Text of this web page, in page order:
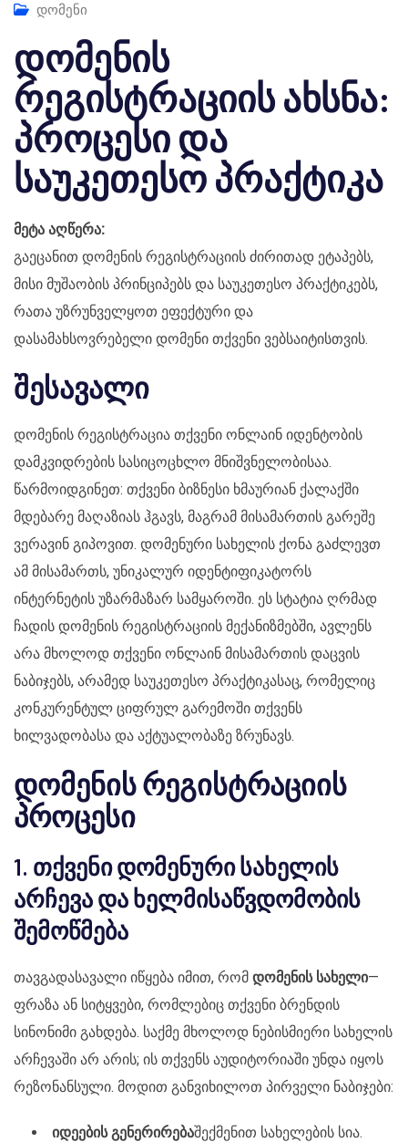
დომენი
დომენის
რეგისტრაციის ახსნა:
პროცესი და
საუკეთესო პრაქტიკა
მეტა აღწერა:
გაეცანით დომენის რეგისტრაციის ძირითად ეტაპებს,
მისი მუშაობის პრინციპებს და საუკეთესო პრაქტიკებს,
რათა უზრუნველყოთ ეფექტური და
დასამახსოვრებელი დომენი თქვენი ვებსაიტისთვის.
შესავალი
დომენის რეგისტრაცია თქვენი ონლაინ იდენტობის
დამკვიდრების სასიცოცხლო მნიშვნელობისაა.
წარმოიდგინეთ: თქვენი ბიზნესი ხმაურიან ქალაქში
მდებარე მაღაზიას ჰგავს, მაგრამ მისამართის გარეშე
ვერავინ გიპოვით. დომენური სახელის ქონა გაძლევთ
ამ მისამართს, უნიკალურ იდენტიფიკატორს
ინტერნეტის უზარმაზარ სამყაროში. ეს სტატია ღრმად
ჩადის დომენის რეგისტრაციის მექანიზმებში, ავლენს
არა მხოლოდ თქვენი ონლაინ მისამართის დაცვის
ნაბიჯებს, არამედ საუკეთესო პრაქტიკასაც, რომელიც
კონკურენტულ ციფრულ გარემოში თქვენს
ხილვადობასა და აქტუალობაზე ზრუნავს.
დომენის რეგისტრაციის
პროცესი
1. თქვენი დომენური სახელის
არჩევა და ხელმისაწვდომობის
შემოწმება
თავგადასავალი იწყება იმით, რომ დომენის სახელი—
ფრაზა ან სიტყვები, რომლებიც თქვენი ბრენდის
სინონიმი გახდება. საქმე მხოლოდ ნებისმიერი სახელის
არჩევაში არ არის; ის თქვენს აუდიტორიაში უნდა იყოს
რეზონანსული. მოდით განვიხილოთ პირველი ნაბიჯები:
იდეების გენერირებაშექმენით სახელების სია.